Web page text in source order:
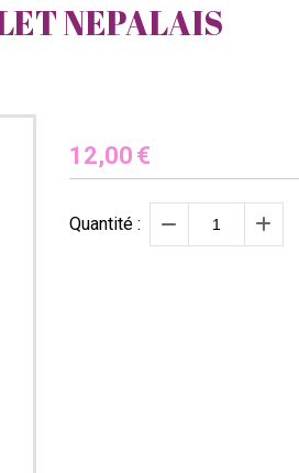
NEPALAIS
12,00 €
Quantité :